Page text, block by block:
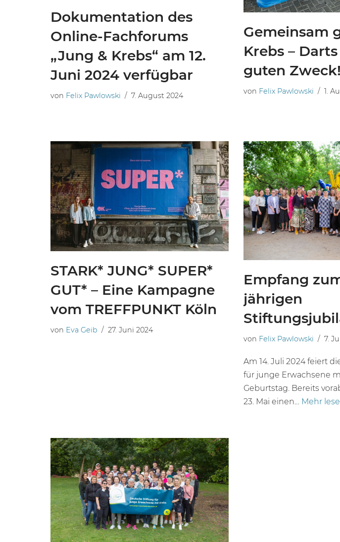
Dokumentation des
Online-Fachforums
„Jung & Krebs“ am 12.
Juni 2024 verfügbar
von Felix Pawlowski 7. August 2024
Gemeinsam
Krebs –
guten Zweck!
von Felix Pawlowski 1.
STARK* JUNG* SUPER*
GUT* – Eine Kampagne
vom TREFFPUNKT Köln
von Eva Geib 27. Juni 2024
Empfang
jährigen
von Felix Pawlowski 7.
Am 14. Juli 2024 feiert
für junge Erwachsene
Geburtstag. Bereits
23. Mai einen… Mehr